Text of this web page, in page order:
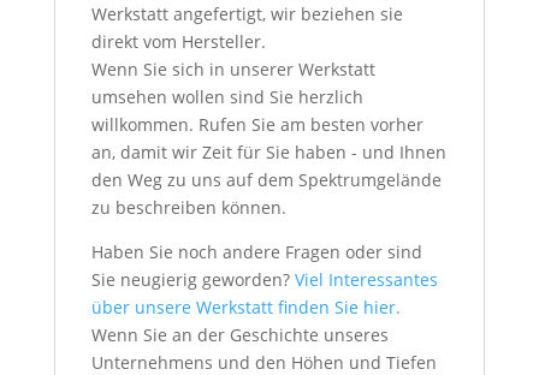
Werkstatt angefertigt, wir beziehen sie
direkt vom Hersteller.
Wenn Sie sich in unserer Werkstatt
umsehen wollen sind Sie herzlich
willkommen. Rufen Sie am besten vorher
an, damit wir Zeit für Sie haben - und Ihnen
den Weg zu uns auf dem Spektrumgelände
zu beschreiben können.
Haben Sie noch andere Fragen oder sind
Sie neugierig geworden?Viel Interessantes
über unsere Werkstatt finden Sie hier.
Wenn Sie an der Geschichte unseres
Unternehmens und den Höhen und Tiefen